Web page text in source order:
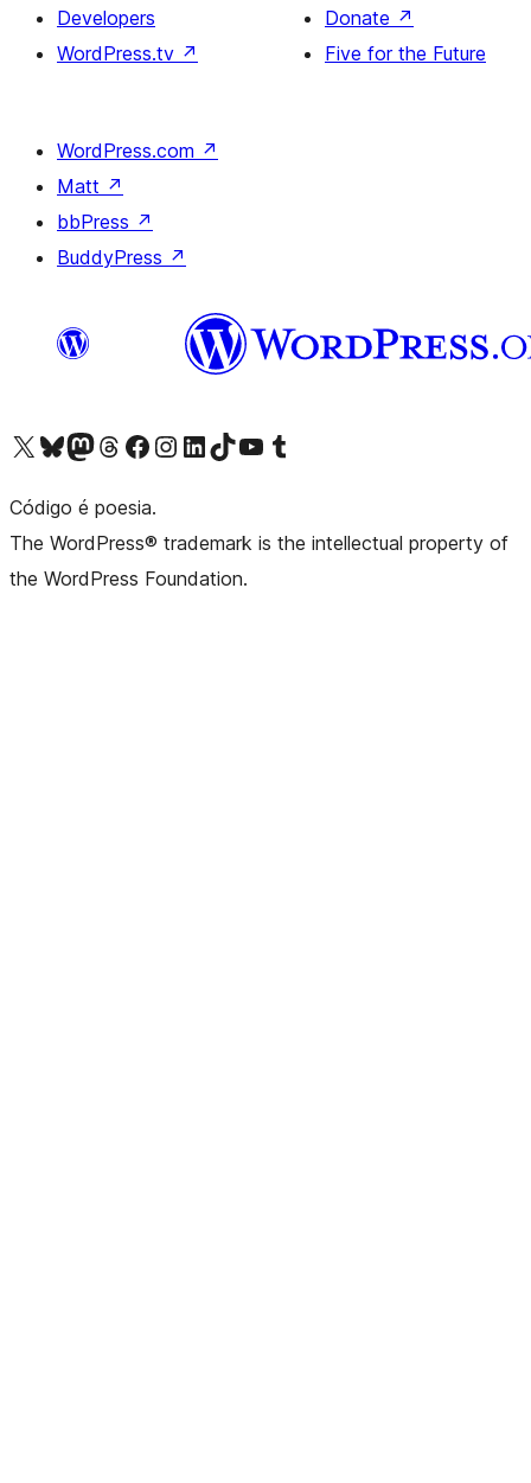
Developers
WordPress.tv ↗
Donate ↗
Five for the Future
WordPress.com ↗
Matt ↗
bbPress ↗
BuddyPress ↗
Visite a nossa conta X (antigo Twitter)
Visit our Bluesky account
Visit our Mastodon account
Visit our Threads account
Visite a nossa página do Facebook
Visite a nossa conta no Instagram
Visite a nossa conta no LinkedIn
Visit our TikTok account
Visit our YouTube channel
Visit our Tumblr account
Código é poesia.
The WordPress® trademark is the intellectual property of
the WordPress Foundation.